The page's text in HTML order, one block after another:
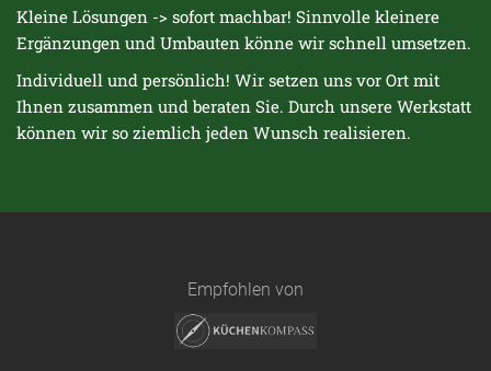
Kleine Lösungen -> sofort machbar! Sinnvolle kleinere
Ergänzungen und Umbauten könne wir schnell umsetzen.
Individuell und persönlich! Wir setzen uns vor Ort mit
Ihnen zusammen und beraten Sie. Durch unsere Werkstatt
können wir so ziemlich jeden Wunsch realisieren.
Empfohlen von